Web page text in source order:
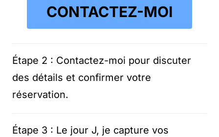
CONTACTEZ-MOI
Étape 2 : Contactez-moi pour discuter
des détails et confirmer votre
réservation.
Étape 3 : Le jour J, je capture vos